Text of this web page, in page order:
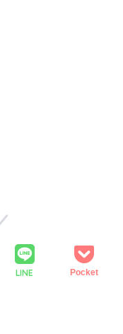
LINE Pocket